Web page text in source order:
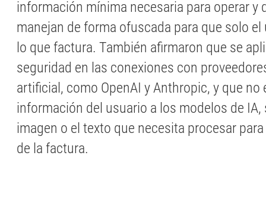
información mínima necesaria para operar y
manejan de forma ofuscada para que solo
lo que factura. También afirmaron que se
seguridad en las conexiones con
artificial, como OpenAI y Anthropic, y que no
información del usuario a los modelos de IA,
imagen o el texto que necesita procesar
de la factura.